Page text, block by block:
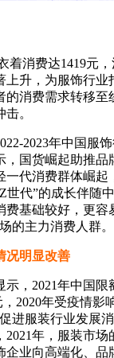
消费达1419元，
上升，为服饰行业
的消费需求转移至
。
2023年中国服饰
，国货崛起助推品
一代消费群体崛起
世代”的成长伴随
基础较好，更容
的主力消费人群。
况明显改善
，2021年中国限
2020年受疫情影
进服装行业发展
年，服装市场
企业向高端化、品